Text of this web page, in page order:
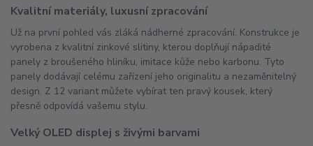
Kvalitní materiály, luxusní zpracování
Už na první pohled vás zláká nádherné zpracování. Konstrukce je
vyrobena z kvalitní zinkové slitiny, kterou doplňují nápadité
panely z broušeného hliníku, imitace kůže nebo karbonu. Tyto
panely dodávají celému zařízení jeho originalitu a nezaměnitelný
design. Z 12 variant můžete vybírat ten pravý kousek, který
přesně odpovídá vašemu stylu.
Velký OLED displej s živými barvami